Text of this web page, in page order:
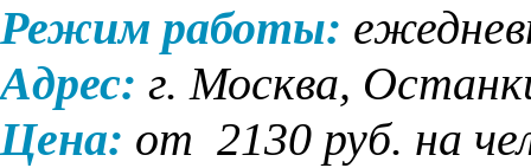
Режим работы:
Адрес: г. Москва,
Цена: от 2130 руб. на